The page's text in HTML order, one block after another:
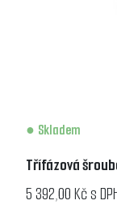
Skladem
Třífázová
5 392,00 Kč s